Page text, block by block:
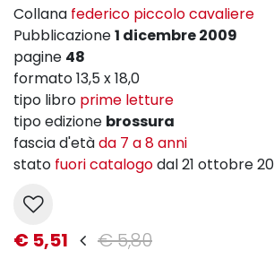
Collana federico piccolo cavaliere
Pubblicazione1 dicembre 2009
pagine 48
formato 13,5 x 18,0
tipo libro prime letture
tipo edizione brossura
fascia d'etàda 7 a 8 anni
stato fuori catalogodal 21 ottobre
€ 5,51 € 5,80